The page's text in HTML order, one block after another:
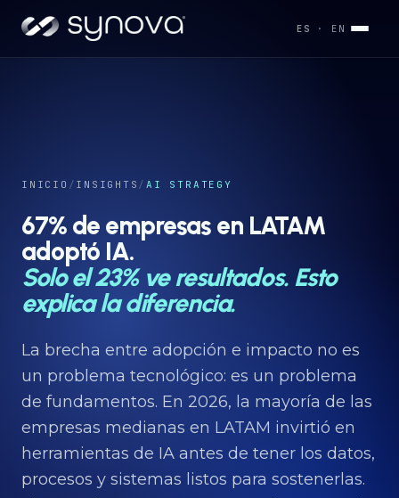
ES · EN
Industrias →
Desarrollos
Proyectos →
Nosotros →
INICIO / INSIGHTS /AI STRATEGY
67% de empresas en LATAM
adoptó IA.
Solo el 23% ve resultados. Esto
explica la diferencia.
La brecha entre adopción e impacto no es
un problema tecnológico: es un problema
de fundamentos. En 2026, la mayoría de las
empresas medianas en LATAM invirtió en
herramientas de IA antes de tener los datos,
procesos y sistemas listos para sostenerlas.